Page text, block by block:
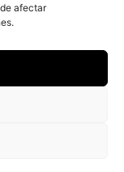
afectar
- 28003 - Madrid